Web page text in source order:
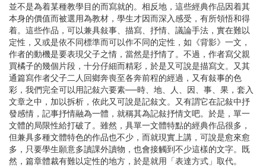
並不是為着某種教學目的而寫就的。相反地，這些經典作品因着其
本身的價值而被選用為教材，學生才因而深入感受，有所領悟和得
着。這些作品，可以兼具敍事、描寫、抒情、議論手法，實在難以
定性，又或是依不同標準而可以作不同的定性，如《背影》一文，
作者的動機是要表現父子之情，當然是抒情了。不過，作者寫父親
買橘子的幾個片段，十分仔細而精彩，於是又可說是描寫文。又其
通篇寫作者父子二人回鄉奔喪至各奔前程的經過，又有敍事的色
彩，我們完全可以用記敍六要素──時、地、人、因、事、果，套入
文章之中，加以拆析，依此又可說是記敍文。又有謂它在記敍中抒
發感情，記事抒情融為一體，就稱其為記敍抒情文吧。於是，單一
文體的局限性給打破了。雖然，具單一文體特點的經典作品很多，
但兼具多種文體特色的作品也不少，而就現實上講，可說是愈來愈
多，只要學生願意多讀課外讀物，也會接觸到不少這樣的文字。既
然，篇章體裁有難以定性的地方，於是就用「表達方式」取代。